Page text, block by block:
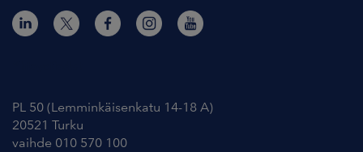
PL 50 (Lemminkäisenkatu 14-18 A)
20521 Turku
vaihde 010 570 100